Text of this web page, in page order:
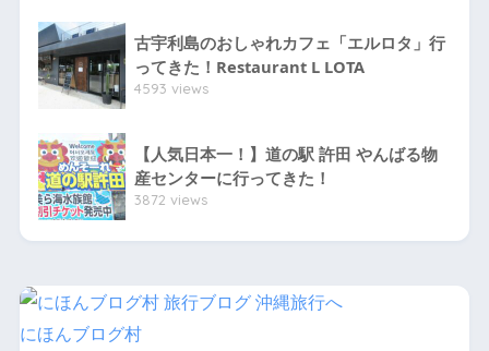
古宇利島のおしゃれカフェ「エルロタ」行
ってきた！Restaurant L LOTA
4593 views
【人気日本一！】道の駅 許田 やんばる物
産センターに行ってきた！
3872 views
にほんブログ村